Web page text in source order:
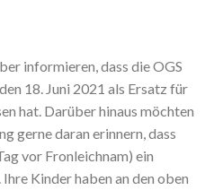
informieren, dass die OGS
18. Juni 2021 als Ersatz für
hat. Darüber hinaus möchten
gerne daran erinnern, dass
vor Fronleichnam) ein
Kinder haben an den oben